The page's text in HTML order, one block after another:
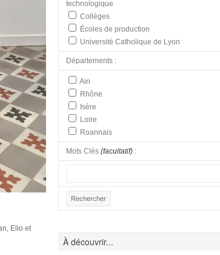
Elio et
technologique
Collèges
Écoles de production
Université Catholique de Lyon
Départements :
Ain
Rhône
Isère
Loire
Roannais
Mots Clès(facultatif) :
À découvrir...